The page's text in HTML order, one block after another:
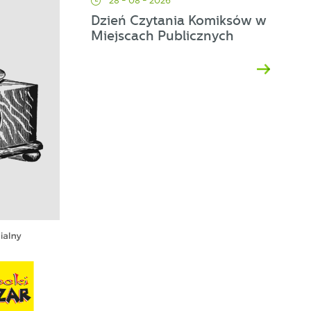
Dzień Czytania Komiksów w
Miejscach Publicznych